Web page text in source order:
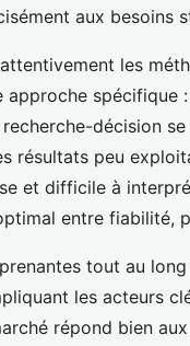
aux besoins
les
spécifique
recherche-décision
résultats peu
et difficile à
entre fiabilité,
tout au
les acteurs
répond bien